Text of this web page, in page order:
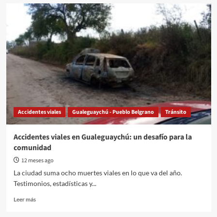
Ya
son
10
muertos
en
rutas
de
Entre
Ríos
en
los
cinco
días
del
Accidentes viales Gualeguaychú - Pueblo Belgrano Tránsito
Accidentes viales en Gualeguaychú: un desafío para la
comunidad
12 meses ago
La ciudad suma ocho muertes viales en lo que va del año.
Testimonios, estadísticas y...
Leer másRead